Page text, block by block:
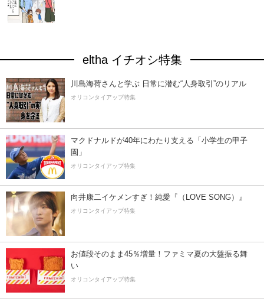
eltha イチオシ特集
川島海荷さんと学ぶ 日常に潜む“人身取引”のリアル
オリコンタイアップ特集
マクドナルドが40年にわたり支える「小学生の甲子
園」
オリコンタイアップ特集
向井康二イケメンすぎ！純愛『（LOVE SONG）』
オリコンタイアップ特集
お値段そのまま45％増量！ファミマ夏の大盤振る舞
い
オリコンタイアップ特集